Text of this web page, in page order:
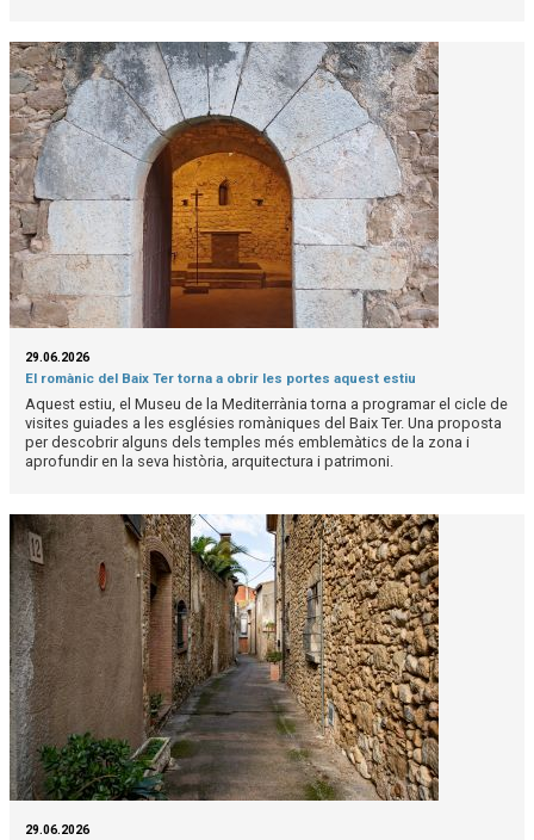
29.06.2026
El romànic del Baix Ter torna a obrir les portes aquest estiu
Aquest estiu, el Museu de la Mediterrània torna a programar el cicle de
visites guiades a les esglésies romàniques del Baix Ter. Una proposta
per descobrir alguns dels temples més emblemàtics de la zona i
aprofundir en la seva història, arquitectura i patrimoni.
29.06.2026